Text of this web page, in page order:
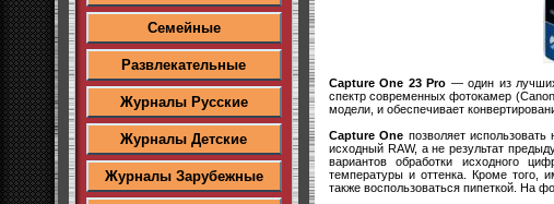
Семейные
Развлекательные
Журналы Русские
Журналы Детские
Журналы Зарубежные
Capture One 23 Pro — один из
спектр современных фотокамер
модели, и обеспечивает
Capture One позволяет
исходный RAW, а не результат
вариантов обработки исходного
температуры и оттенка. Кроме того,
также воспользоваться пипеткой. На